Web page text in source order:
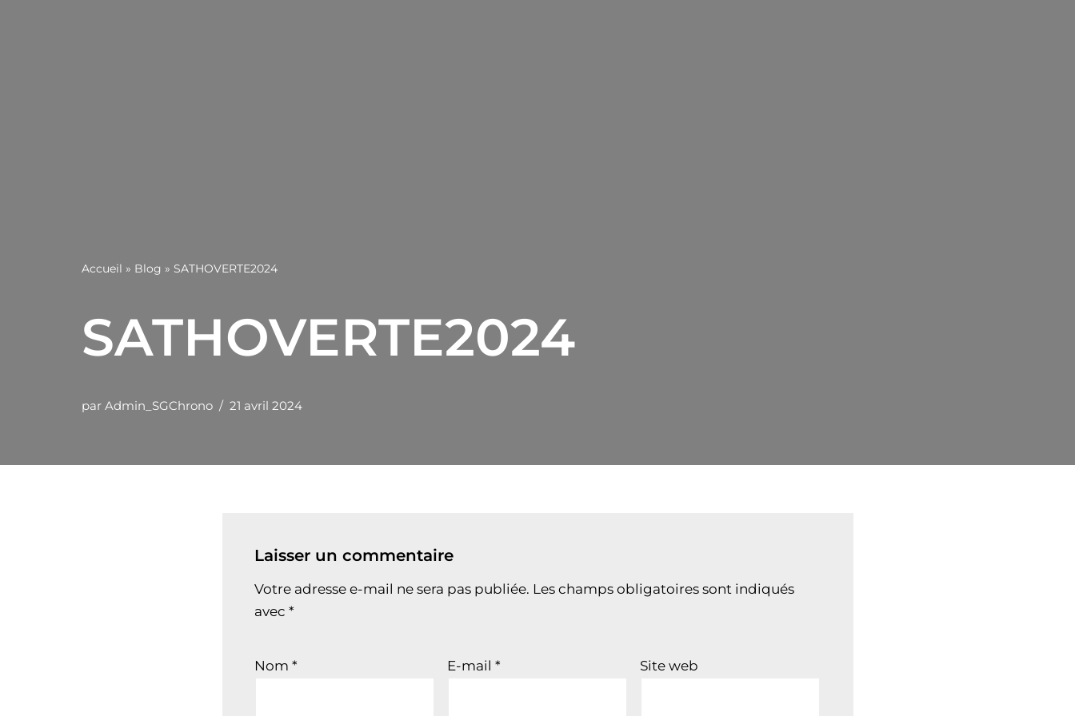
Accueil » Blog » SATHOVERTE2024
SATHOVERTE2024
par Admin_SGChrono 21 avril 2024
Laisser un commentaire
Votre adresse e-mail ne sera pas publiée. Les champs obligatoires sont indiqués
avec *
Nom * E-mail * Site web